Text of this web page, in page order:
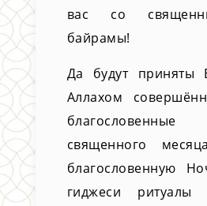
вас со
байрамы!
Да будут приняты
Аллахом
священного
благословенную
гиджеси